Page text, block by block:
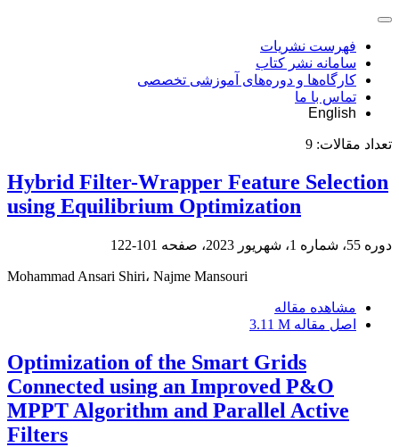
فهرست نشریات
سامانه نشر کتاب
کارگاه‌ها و دوره‌های آموزشی تخصصی
تماس با ما
English
تعداد مقالات: 9
Hybrid Filter-Wrapper Feature Selection
using Equilibrium Optimization
دوره 55، شماره 1، شهریور 2023، صفحه 101-122
Mohammad Ansari Shiri، Najme Mansouri
مشاهده مقاله
اصل مقاله 3.11 M
Optimization of the Smart Grids
Connected using an Improved P&O
MPPT Algorithm and Parallel Active
Filters